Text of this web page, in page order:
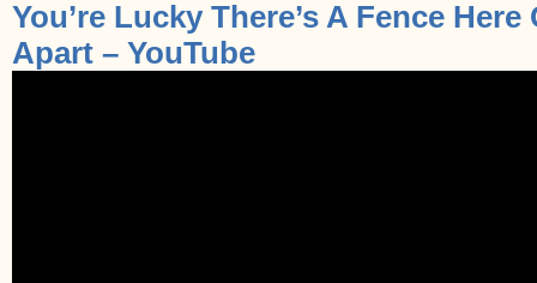
You’re Lucky There’s A Fence
Apart – YouTube